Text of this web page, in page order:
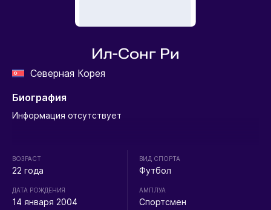
Ил-Сонг Ри
Северная Корея
Биография
Информация отсутствует
ВОЗРАСТ
22 года
ДАТА РОЖДЕНИЯ
14 января 2004
ВИД СПОРТА
Футбол
АМПЛУА
Спортсмен